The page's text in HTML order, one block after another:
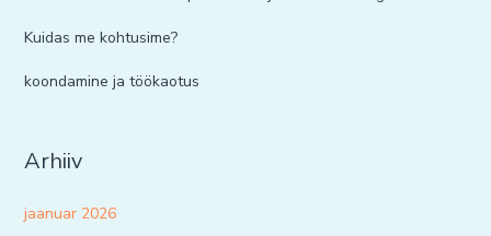
Kuidas me kohtusime?
koondamine ja töökaotus
Arhiiv
jaanuar 2026